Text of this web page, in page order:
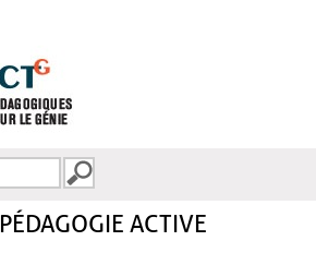
ACTIVE